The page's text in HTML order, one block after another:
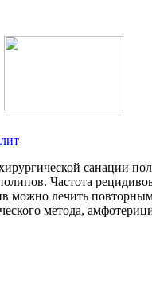
санации
Частота
можно лечить
метода,